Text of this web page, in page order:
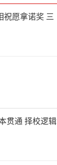
祝愿拿诺奖 三
贯通 择校逻辑